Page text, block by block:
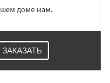
доме нам.
ЗАКАЗАТЬ